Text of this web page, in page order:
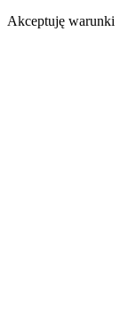
Akceptuję warunki